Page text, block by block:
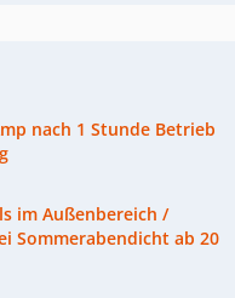
nach 1 Stunde Betrieb
im Außenbereich /
Sommerabendicht ab 20